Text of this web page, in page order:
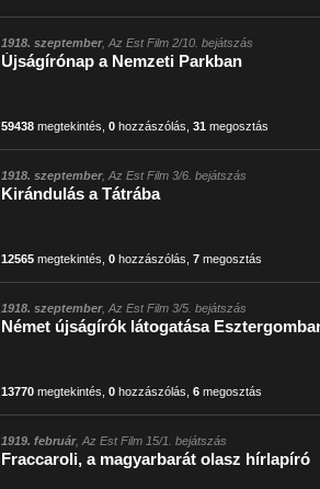
1918. szeptember, Az Est Film 2/10. bejátszás
Újságírónap a Nemzeti Parkban
59438 megtekintés ,0 hozzászólás ,31 megosztás
1918. szeptember, Az Est Film 3/6. bejátszás
Kirándulás a Tátrába
12565 megtekintés ,0 hozzászólás ,7 megosztás
1918. szeptember, Az Est Film 3/5. bejátszás
Német újságírók látogatása
13770 megtekintés ,0 hozzászólás ,6 megosztás
1919. február, Az Est Film 15/1. bejátszás
Fraccaroli, a magyarbarát olasz hírlapíró